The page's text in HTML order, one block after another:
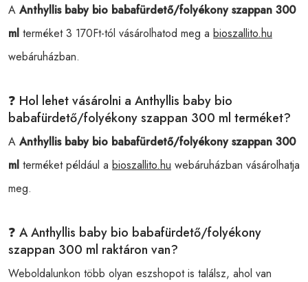
A Anthyllis baby bio babafürdető/folyékony szappan 300
ml terméket 3 170Ft-tól vásárolhatod meg a bioszallito.hu
webáruházban.
❓ Hol lehet vásárolni a Anthyllis baby bio
babafürdető/folyékony szappan 300 ml terméket?
A Anthyllis baby bio babafürdető/folyékony szappan 300
ml terméket például a bioszallito.hu webáruházban vásárolhatja
meg.
❓ A Anthyllis baby bio babafürdető/folyékony
szappan 300 ml raktáron van?
Weboldalunkon több olyan eszshopot is találsz, ahol van